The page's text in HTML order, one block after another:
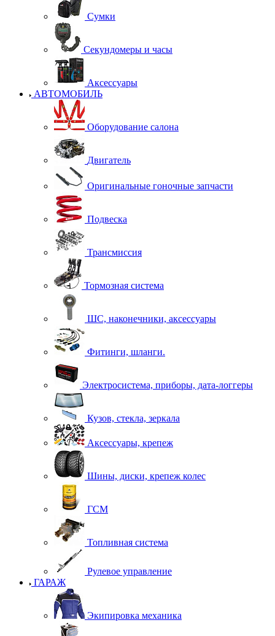
Сумки
Секундомеры и часы
Аксессуары
АВТОМОБИЛЬ
Оборудование салона
Двигатель
Оригинальные гоночные запчасти
Подвеска
Трансмиссия
Тормозная система
ШС, наконечники, аксессуары
Фитинги, шланги.
Электросистема, приборы, дата-логгеры
Кузов, стекла, зеркала
Аксессуары, крепеж
Шины, диски, крепеж колес
ГСМ
Топливная система
Рулевое управление
ГАРАЖ
Экипировка механика